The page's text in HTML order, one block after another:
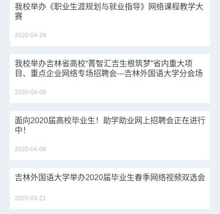
我校举办《职业生涯规划与就业指导》网络课程教学大
赛
2020-04-29
我校举办吉林省高校“菁智汇吉生根筑梦”省内重大项
目、重点企业网络专场招聘会---吉林外国语大学分会场
2020-04-09
面向2020届高校毕业生！助学助业网上招聘会正在进行
中！
2020-04-08
吉林外国语大学举办2020届毕业生春季网络视频双选会
2020-03-21